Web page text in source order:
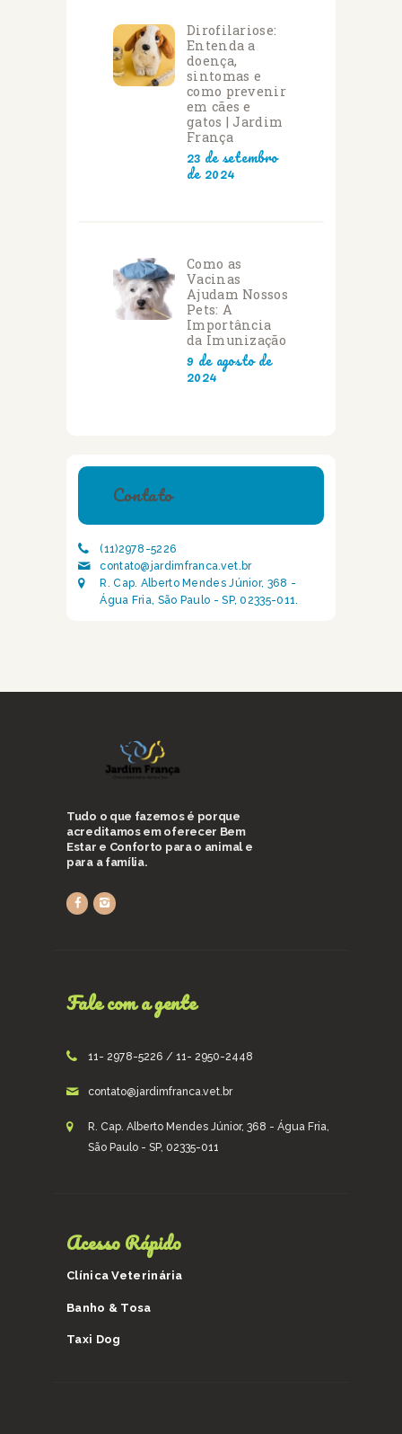
Dirofilariose:
Entenda a
doença,
sintomas e
como prevenir
em cães e
gatos | Jardim
França
23 de setembro
de 2024
Como as
Vacinas
Ajudam Nossos
Pets: A
Importância
da Imunização
9 de agosto de
2024
Contato
(11)2978-5226
contato@jardimfranca.vet.br
R. Cap. Alberto Mendes Júnior, 368 -
Água Fria, São Paulo - SP, 02335-011.
Tudo o que fazemos é porque
acreditamos em oferecer Bem
Estar e Conforto para o animal e
para a família.
Fale com a gente
11- 2978-5226 / 11- 2950-2448
contato@jardimfranca.vet.br
R. Cap. Alberto Mendes Júnior, 368 - Água Fria,
São Paulo - SP, 02335-011
Acesso Rápido
Clínica Veterinária
Banho & Tosa
Taxi Dog